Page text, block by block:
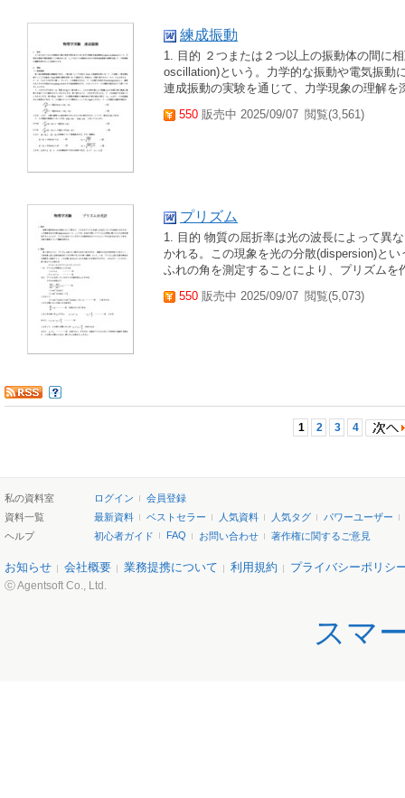
練成振動
1. 目的 ２つまたは２つ以上の振動体の間に
oscillation)という。力学的な振動や電気振動
連成振動の実験を通じて、力学現象の理解
550 販売中 2025/09/07 閲覧(3,561)
プリズム
1. 目的 物質の屈折率は光の波長によって異
かれる。この現象を光の分散(dispersion)と
ふれの角を測定することにより、プリズム
550 販売中 2025/09/07 閲覧(5,073)
1 2 3 4
私の資料室 ログイン
会員登録
資料一覧
最新資料 ベストセラー 人気資料 人気タグ
パワーユーザー
ヘルプ
初心者ガイド FAQ お問い合わせ 著作権に関するご意見
お知らせ 会社概要 業務提携について 利用規約 プライバシーポリシ
ⓒ Agentsoft Co., Ltd.
スマ